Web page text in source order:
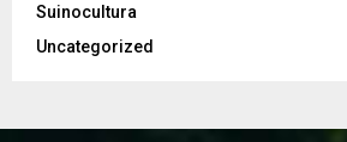
Suinocultura
Uncategorized